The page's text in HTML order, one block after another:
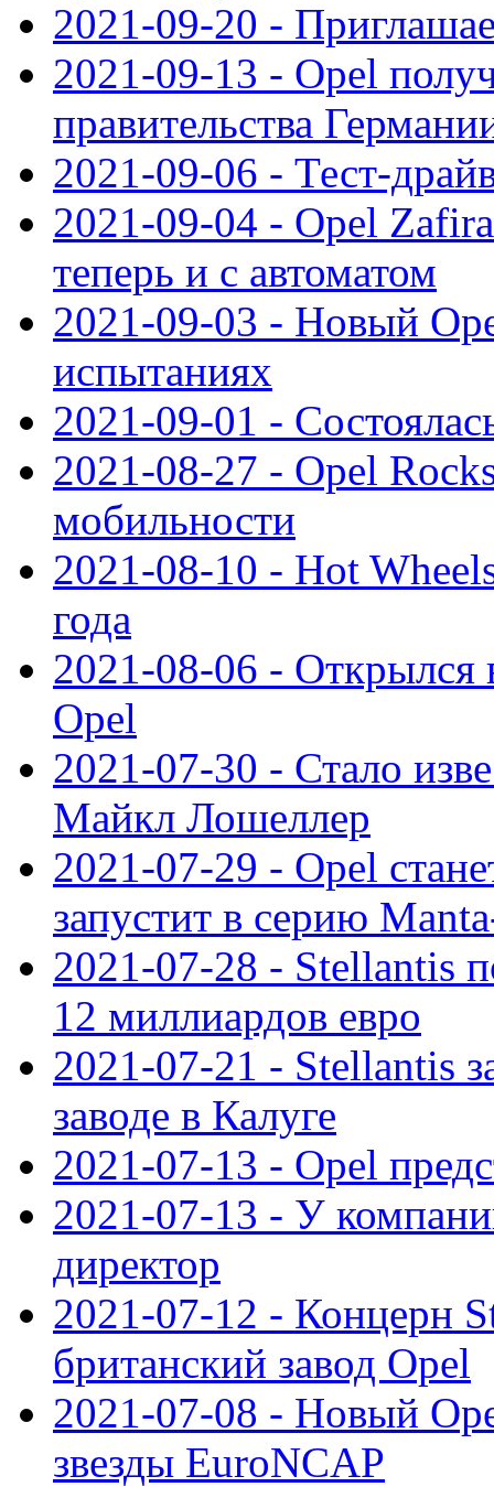
2021-09-20 -
2021-09-13 - Opel
правительства
2021-09-06 - Тест-
2021-09-04 - Opel
теперь и с автоматом
2021-09-03 - Новый
испытаниях
2021-09-01 -
2021-08-27 - Opel
мобильности
2021-08-10 - Hot
года
2021-08-06 - Открылся
Opel
2021-07-30 - Стало
Майкл Лошеллер
2021-07-29 - Opel
запустит в серию
2021-07-28 - Stellantis
12 миллиардов евро
2021-07-21 - Stellantis
заводе в Калуге
2021-07-13 - Opel
2021-07-13 - У
директор
2021-07-12 - Концерн
британский завод Opel
2021-07-08 - Новый
звезды EuroNCAP